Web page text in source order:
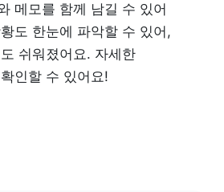
메모를 함께 남길 수 있어
도 한눈에 파악할 수 있어,
쉬워졌어요. 자세한
인할 수 있어요!